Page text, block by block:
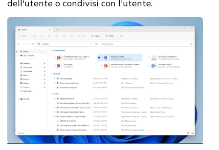
dell'utente o condivisi con l'utente.